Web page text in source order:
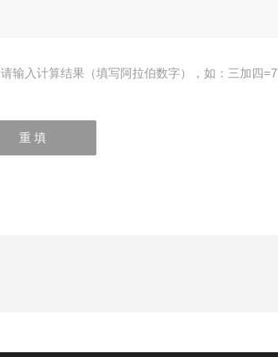
请输入计算结果（填写阿拉伯数字），如：三加四=7